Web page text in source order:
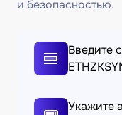
и безопасностью.
Введите
Укажите